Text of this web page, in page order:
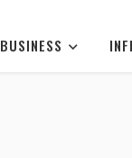
BUSINESS